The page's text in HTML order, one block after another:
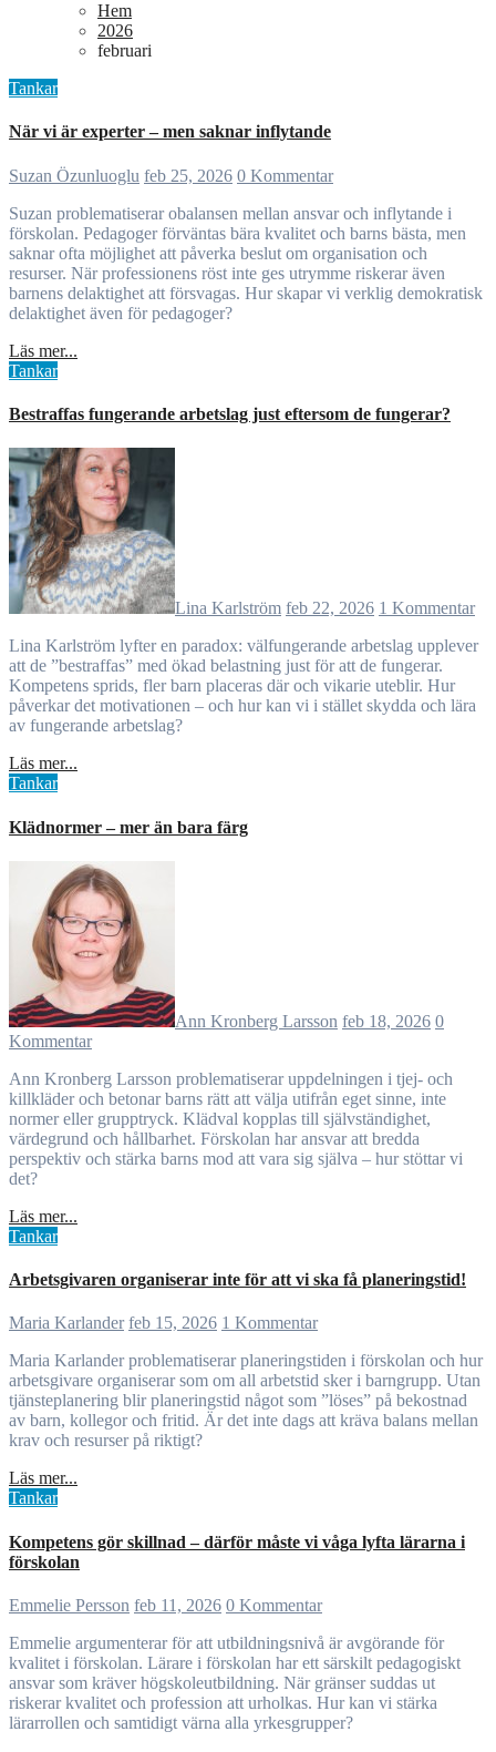
Hem
2026
februari
Tankar
När vi är experter – men saknar inflytande
Suzan Özunluoglu feb 25, 2026 0 Kommentar
Suzan problematiserar obalansen mellan ansvar och inflytande i
förskolan. Pedagoger förväntas bära kvalitet och barns bästa, men
saknar ofta möjlighet att påverka beslut om organisation och
resurser. När professionens röst inte ges utrymme riskerar även
barnens delaktighet att försvagas. Hur skapar vi verklig demokratisk
delaktighet även för pedagoger?
Läs mer...
Tankar
Bestraffas fungerande arbetslag just eftersom de fungerar?
Lina Karlström feb 22, 2026 1 Kommentar
Lina Karlström lyfter en paradox: välfungerande arbetslag upplever
att de ”bestraffas” med ökad belastning just för att de fungerar.
Kompetens sprids, fler barn placeras där och vikarie uteblir. Hur
påverkar det motivationen – och hur kan vi i stället skydda och lära
av fungerande arbetslag?
Läs mer...
Tankar
Klädnormer – mer än bara färg
Ann Kronberg Larsson feb 18, 2026 0
Kommentar
Ann Kronberg Larsson problematiserar uppdelningen i tjej- och
killkläder och betonar barns rätt att välja utifrån eget sinne, inte
normer eller grupptryck. Klädval kopplas till självständighet,
värdegrund och hållbarhet. Förskolan har ansvar att bredda
perspektiv och stärka barns mod att vara sig själva – hur stöttar vi
det?
Läs mer...
Tankar
Arbetsgivaren organiserar inte för att vi ska få planeringstid!
Maria Karlander feb 15, 2026 1 Kommentar
Maria Karlander problematiserar planeringstiden i förskolan och hur
arbetsgivare organiserar som om all arbetstid sker i barngrupp. Utan
tjänsteplanering blir planeringstid något som ”löses” på bekostnad
av barn, kollegor och fritid. Är det inte dags att kräva balans mellan
krav och resurser på riktigt?
Läs mer...
Tankar
Kompetens gör skillnad – därför måste vi våga lyfta lärarna i
förskolan
Emmelie Persson feb 11, 2026 0 Kommentar
Emmelie argumenterar för att utbildningsnivå är avgörande för
kvalitet i förskolan. Lärare i förskolan har ett särskilt pedagogiskt
ansvar som kräver högskoleutbildning. När gränser suddas ut
riskerar kvalitet och profession att urholkas. Hur kan vi stärka
lärarrollen och samtidigt värna alla yrkesgrupper?